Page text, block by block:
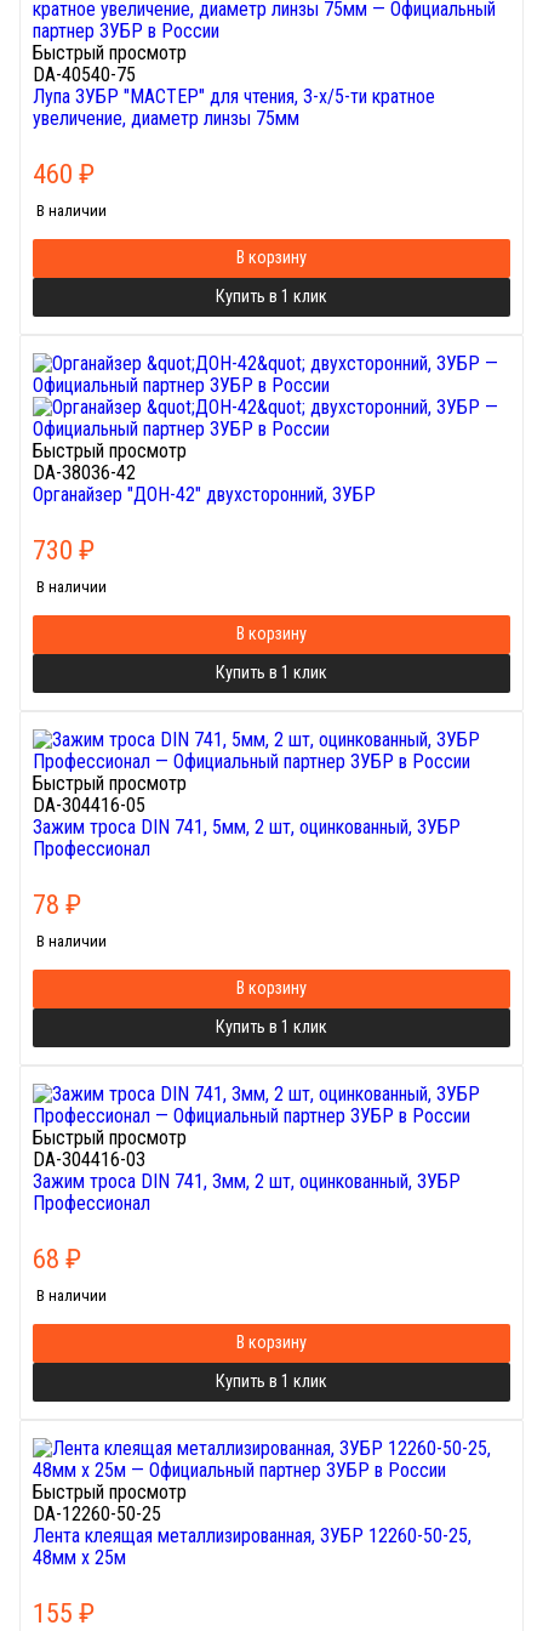
Быстрый просмотр
DA-40540-75
Лупа ЗУБР "МАСТЕР" для чтения, 3-х/5-ти кратное
увеличение, диаметр линзы 75мм
460 ₽
В наличии
В корзину
Купить в 1 клик
Быстрый просмотр
DA-38036-42
Органайзер "ДОН-42" двухсторонний, ЗУБР
730 ₽
В наличии
В корзину
Купить в 1 клик
Быстрый просмотр
DA-304416-05
Зажим троса DIN 741, 5мм, 2 шт, оцинкованный, ЗУБР
Профессионал
78 ₽
В наличии
В корзину
Купить в 1 клик
Быстрый просмотр
DA-304416-03
Зажим троса DIN 741, 3мм, 2 шт, оцинкованный, ЗУБР
Профессионал
68 ₽
В наличии
В корзину
Купить в 1 клик
Быстрый просмотр
DA-12260-50-25
Лента клеящая металлизированная, ЗУБР 12260-50-25,
48мм х 25м
155 ₽